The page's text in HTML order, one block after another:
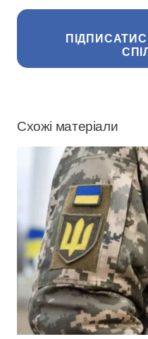
Схожі матеріали